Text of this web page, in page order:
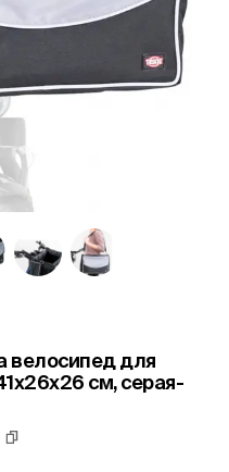
велосипед для
см, серая-